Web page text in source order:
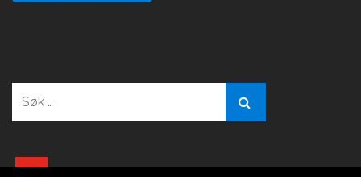
youtube